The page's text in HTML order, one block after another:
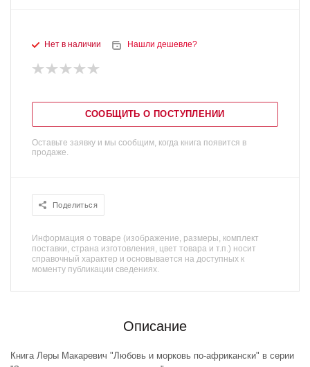
Нет в наличии Нашли дешевле?
СООБЩИТЬ О ПОСТУПЛЕНИИ
Оставьте заявку и мы сообщим, когда книга появится в
продаже.
Поделиться
Информация о товаре (изображение, размеры, комплект
поставки, страна изготовления, цвет товара и т.п.) носит
справочный характер и основывается на доступных к
моменту публикации сведениях.
Описание
Книга Леры Макаревич "Любовь и морковь по-африкански" в серии